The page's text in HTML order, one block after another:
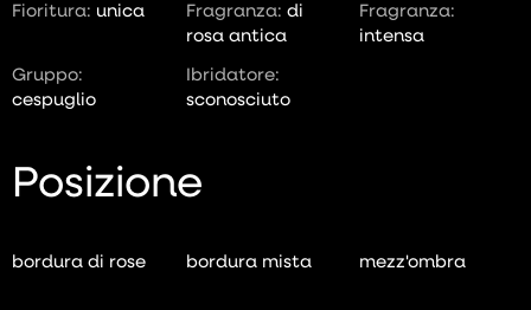
Fioritura: unica Fragranza: di
rosa antica
Fragranza:
intensa
Gruppo:
cespuglio
Ibridatore:
sconosciuto
Posizione
bordura di rose bordura mista mezz'ombra